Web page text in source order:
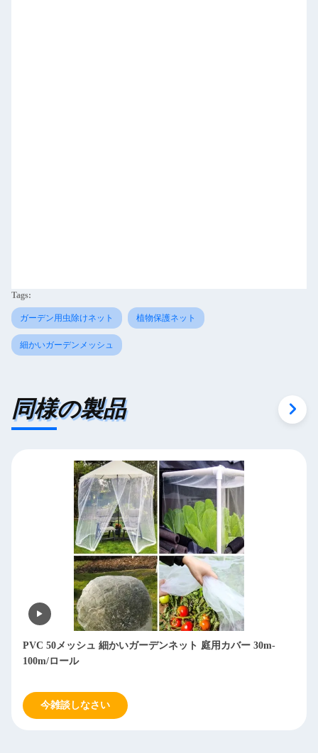
Tags:
ガーデン用虫除けネット 植物保護ネット
細かいガーデンメッシュ
同様の製品
PVC 50メッシュ 細かいガーデンネット 庭用カバー 30m-
100m/ロール
今雑談しなさい